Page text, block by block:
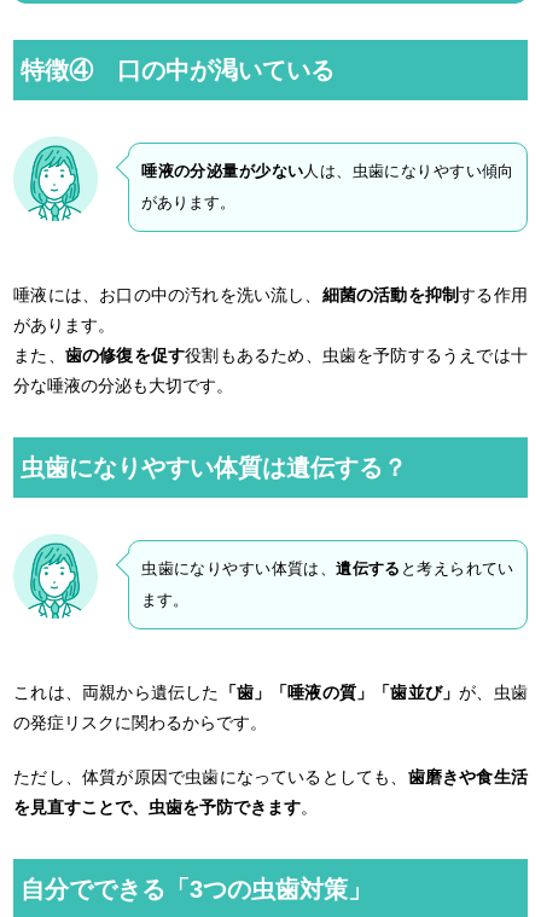
特徴④ 口の中が渇いている
唾液の分泌量が少ない人は、虫歯になりやすい傾向
があります。
唾液には、お口の中の汚れを洗い流し、 細菌の活動を抑制する作用
があります。
また、 歯の修復を促す役割もあるため、虫歯を予防するうえでは十
分な唾液の分泌も大切です。
虫歯になりやすい体質は遺伝する？
虫歯になりやすい体質は、遺伝する と考えられてい
ます。
これは、両親から遺伝した 「歯」「唾液の質」「歯並び」が、虫歯
の発症リスクに関わるからです。
ただし、体質が原因で虫歯になっているとしても、 歯磨きや食生活
を見直すことで、虫歯を予防できます。
自分でできる「3つの虫歯対策」